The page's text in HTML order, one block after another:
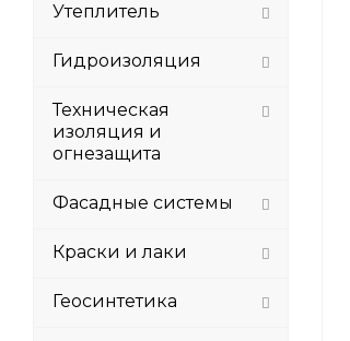
Утеплитель
Гидроизоляция
Техническая
изоляция и
огнезащита
Фасадные системы
Краски и лаки
Геосинтетика